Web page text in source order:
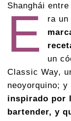
Shanghái
E ra un
un
Classic Way,
neoyorquino; y
inspirado por
bartender, y